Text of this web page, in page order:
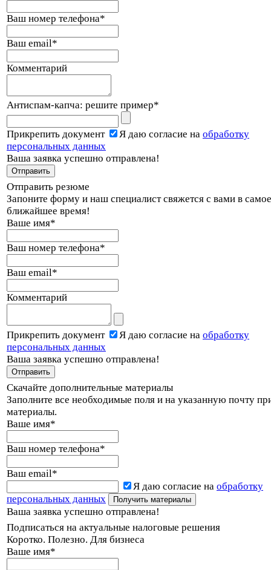
Ваш номер телефона*
Ваш email*
Комментарий
Антиспам-капча: решите пример*
Прикрепить документ Я даю согласие на обработку
персональных данных
Ваша заявка успешно отправлена!
Отправить резюме
Запоните форму и наш специалист свяжется с вами в самое
ближайшее время!
Ваше имя*
Ваш номер телефона*
Ваш email*
Комментарий
Прикрепить документ Я даю согласие на обработку
персональных данных
Ваша заявка успешно отправлена!
Скачайте дополнительные материалы
Заполните все необходимые поля и на указанную почту
материалы.
Ваше имя*
Ваш номер телефона*
Ваш email*
Я даю согласие на обработку
персональных данных
Ваша заявка успешно отправлена!
Подписаться на актуальные налоговые решения
Коротко. Полезно. Для бизнеса
Ваше имя*